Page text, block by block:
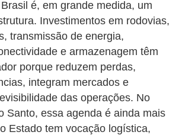
é, em grande medida, um
Investimentos em rodovias,
transmissão de energia,
e armazenagem têm
porque reduzem perdas,
integram mercados e
das operações. No
Santo, essa agenda é ainda mais
Estado tem vocação logística,